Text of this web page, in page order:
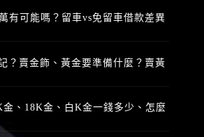
有可能嗎？留車vs免留車借款差異
？賣金飾、黃金要準備什麼？賣黃
、18K金、白K金一錢多少、怎麼